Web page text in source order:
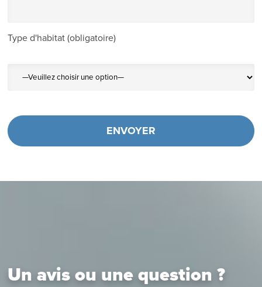
Type d'habitat (obligatoire)
Un avis ou une question ?